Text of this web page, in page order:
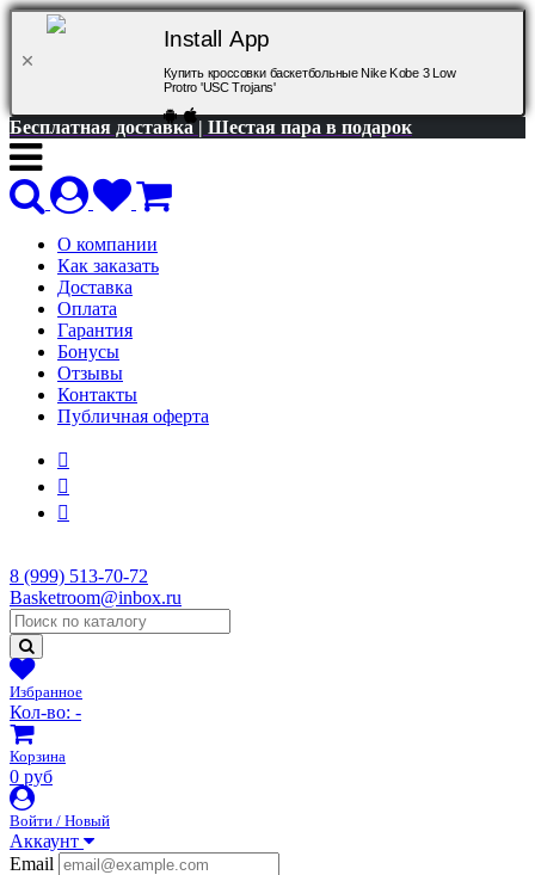
Install App
Купить кроссовки баскетбольные Nike Kobe 3 Low
Protro 'USC Trojans'
Бесплатная доставка | Шестая пара в подарок
О компании
Как заказать
Доставка
Оплата
Гарантия
Бонусы
Отзывы
Контакты
Публичная оферта
8 (999) 513-70-72
Basketroom@inbox.ru
Избранное
Кол-во: -
Корзина
0 руб
Войти / Новый
Аккаунт
Email